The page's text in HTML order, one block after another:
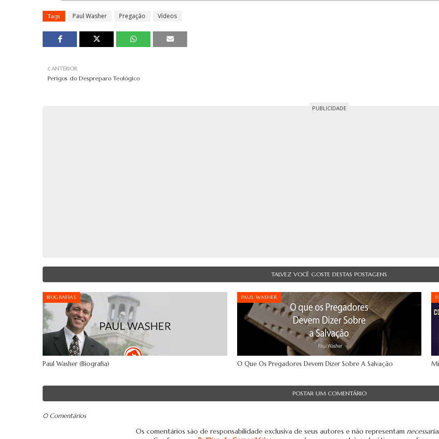
Tags Paul Washer Pregação Vídeos
ANTERIOR
Perigos do Despreparo Teológico
TALVEZ VOCÊ GOSTE DESTAS POSTAGENS
BIOGRAFIAS
Paul Washer (Biografia)
PAUL WASHER
O Que Os Pregadores Devem Dizer Sobre A Salvação
POSTAR UM COMENTÁRIO
0 Comentários
Os comentários são de responsabilidade exclusiva de seus autores e não representam